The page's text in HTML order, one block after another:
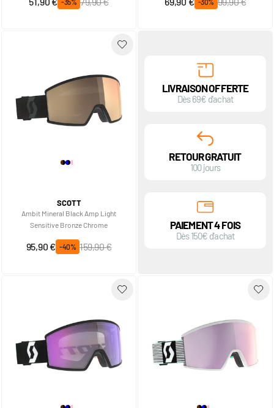
SCOTT
Ambit Mineral Black Amp Light
Sensitive Bronze Chrome
Prix spécial
95,90 € -40%
Prix normal
159,90 €
LIVRAISON OFFERTE
Dès 69€ d'achat
RETOUR GRATUIT
100 jours
PAIEMENT 4 FOIS
Dès 150€ d'achat